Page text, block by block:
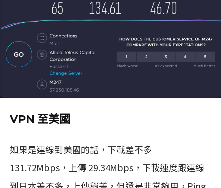
VPN 至美國
如果是連線到美國的話，下載差不多
131.72Mbps，上傳 29.34Mbps，下載速度跟連線